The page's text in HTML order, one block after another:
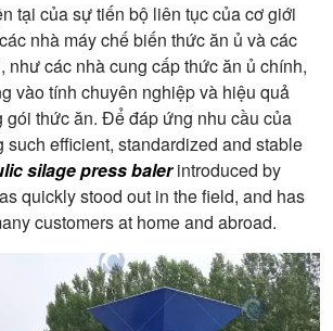
tại của sự tiến bộ liên tục của cơ giới
nhà máy chế biến thức ăn ủ và các
như các nhà cung cấp thức ăn ủ chính,
vào tính chuyên nghiệp và hiệu quả
gói thức ăn. Để đáp ứng nhu cầu của
such efficient, standardized and stable
silage press balerintroduced by
quickly stood out in the field, and has
customers at home and abroad.